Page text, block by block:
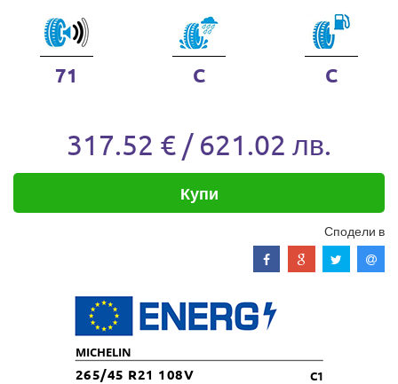
71 C C
317.52 € / 621.02 лв.
Купи
Сподели в
MICHELIN
265/45 R21 108V C1